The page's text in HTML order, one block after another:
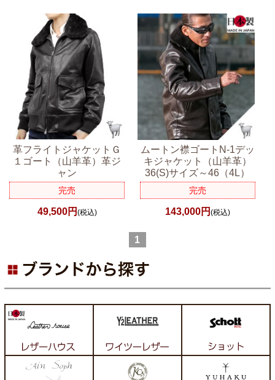
革フライトジャケットＧ
１ゴート（山羊革）革ジ
ャン
完売
49,500円 (税込)
ムートン襟ゴートN-1デッ
キジャケット（山羊革）
36(S)サイズ～46（4L）
完売
143,000円 (税込)
1